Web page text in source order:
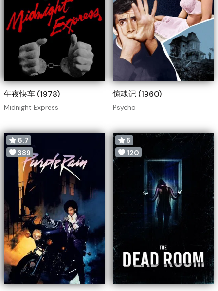
午夜快车 (1978)
Midnight Express
惊魂记 (1960)
Psycho
6.7
389
5
120